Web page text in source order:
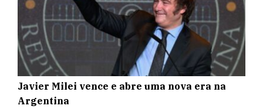
Javier Milei vence e abre uma nova era na
Argentina